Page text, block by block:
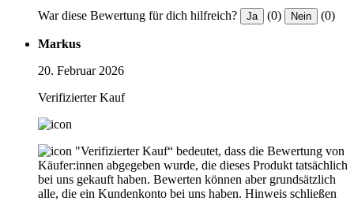
War diese Bewertung für dich hilfreich? Ja (0) Nein (0)
Markus
20. Februar 2026
Verifizierter Kauf
"Verifizierter Kauf“ bedeutet, dass die Bewertung von
Käufer:innen abgegeben wurde, die dieses Produkt tatsächlich
bei uns gekauft haben. Bewerten können aber grundsätzlich
alle, die ein Kundenkonto bei uns haben. Hinweis schließen